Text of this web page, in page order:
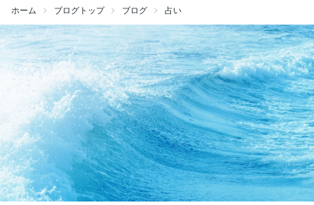
ホーム ブログトップ ブログ 占い